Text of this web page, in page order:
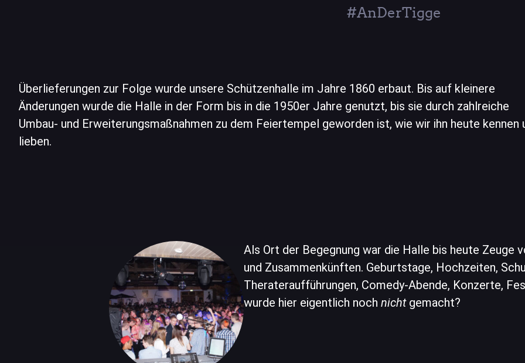
#AnDerTigge
Überlieferungen zur Folge wurde unsere Schützenhalle im Jahre 1860 erbaut. Bis auf kleinere
Änderungen wurde die Halle in der Form bis in die 1950er Jahre genutzt, bis sie durch zahlreiche
Umbau- und Erweiterungsmaßnahmen zu dem Feiertempel geworden ist, wie wir ihn heute kennen
lieben.
Als Ort der Begegnung war die Halle bis heute Zeuge
und Zusammenkünften. Geburtstage, Hochzeiten,
Therateraufführungen, Comedy-Abende, Konzerte,
wurde hier eigentlich noch nichtgemacht?